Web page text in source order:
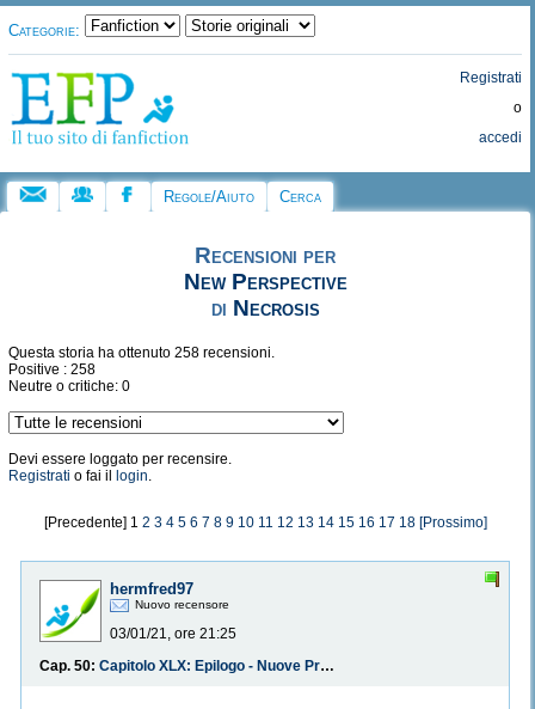
Categorie:
Registrati
o
accedi
Regole/Aiuto Cerca
Recensioni per
New Perspective
di Necrosis
Questa storia ha ottenuto 258 recensioni.
Positive : 258
Neutre o critiche: 0
Devi essere loggato per recensire.
Registrati o fai il login.
[Precedente] 1 2 3 4 5 6 7 8 9 10 11 12 13 14 15 16 17 18 [Prossimo]
hermfred97
Nuovo recensore
03/01/21, ore 21:25
Cap. 50:
Capitolo XLX: Epilogo - Nuove Prospettive